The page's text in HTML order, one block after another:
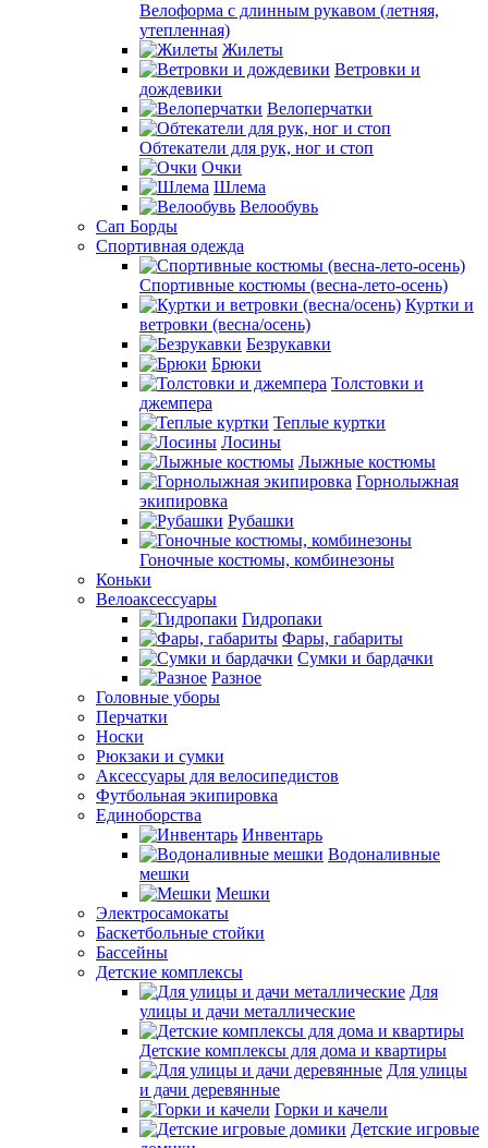
Велоформа с длинным рукавом (летняя,
утепленная)
Жилеты
Ветровки и
дождевики
Велоперчатки
Обтекатели для рук, ног и стоп
Очки
Шлема
Велообувь
Сап Борды
Спортивная одежда
Спортивные костюмы (весна-лето-осень)
Куртки и
ветровки (весна/осень)
Безрукавки
Брюки
Толстовки и
джемпера
Теплые куртки
Лосины
Лыжные костюмы
Горнолыжная
экипировка
Рубашки
Гоночные костюмы, комбинезоны
Коньки
Велоаксессуары
Гидропаки
Фары, габариты
Сумки и бардачки
Разное
Головные уборы
Перчатки
Носки
Рюкзаки и сумки
Аксессуары для велосипедистов
Футбольная экипировка
Единоборства
Инвентарь
Водоналивные
мешки
Мешки
Электросамокаты
Баскетбольные стойки
Бассейны
Детские комплексы
Для
улицы и дачи металлические
Детские комплексы для дома и квартиры
Для улицы
и дачи деревянные
Горки и качели
Детские игровые